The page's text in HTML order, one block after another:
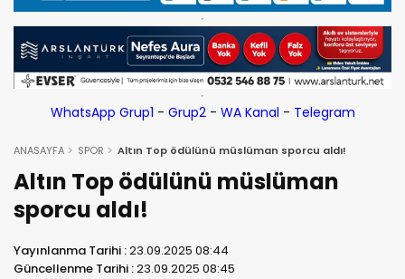
WhatsApp Grup1 - Grup2- WA Kanal - Telegram
ANASAYFA SPOR Altın Top ödülünü müslüman sporcu aldı!
Altın Top ödülünü müslüman
sporcu aldı!
Yayınlanma Tarihi :23.09.2025 08:44
Güncellenme Tarihi :23.09.2025 08:45